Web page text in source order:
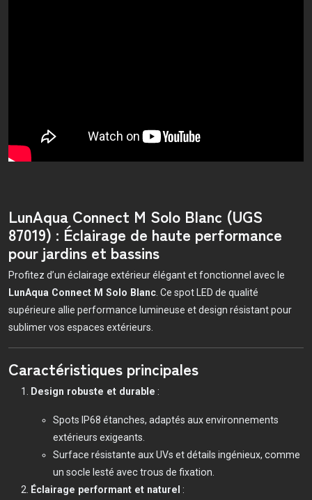
LunAqua Connect M Solo Blanc (UGS
87019) : Éclairage de haute performance
pour jardins et bassins
Profitez d’un éclairage extérieur élégant et fonctionnel avec le
LunAqua Connect M Solo Blanc . Ce spot LED de qualité
supérieure allie performance lumineuse et design résistant pour
sublimer vos espaces extérieurs.
Caractéristiques principales
Design robuste et durable :
Spots IP68 étanches, adaptés aux environnements
extérieurs exigeants.
Surface résistante aux UVs et détails ingénieux, comme
un socle lesté avec trous de fixation.
Éclairage performant et naturel :